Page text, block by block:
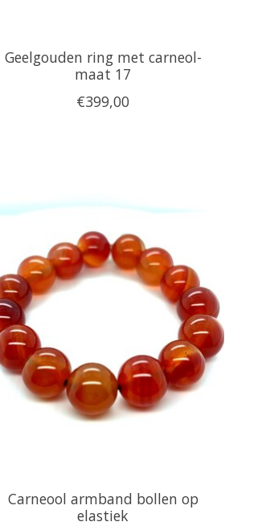
Geelgouden ring met carneol-
maat 17
€399,00
Carneool armband bollen op
elastiek